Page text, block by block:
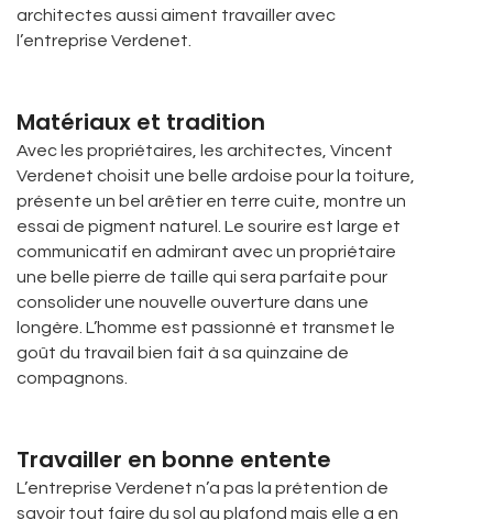
architectes aussi aiment travailler avec
l’entreprise Verdenet.
Matériaux et tradition
Avec les propriétaires, les architectes, Vincent
Verdenet choisit une belle ardoise pour la toiture,
présente un bel arêtier en terre cuite, montre un
essai de pigment naturel. Le sourire est large et
communicatif en admirant avec un propriétaire
une belle pierre de taille qui sera parfaite pour
consolider une nouvelle ouverture dans une
longère. L’homme est passionné et transmet le
goût du travail bien fait à sa quinzaine de
compagnons.
Travailler en bonne entente
L’entreprise Verdenet n’a pas la prétention de
savoir tout faire du sol au plafond mais elle a en